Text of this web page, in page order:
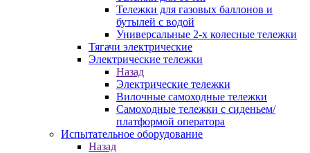
Тележки для газовых баллонов и
бутылей с водой
Универсальные 2-х колесные тележки
Тягачи электрические
Электрические тележки
Назад
Электрические тележки
Вилочные самоходные тележки
Самоходные тележки с сиденьем/
платформой оператора
Испытательное оборудование
Назад